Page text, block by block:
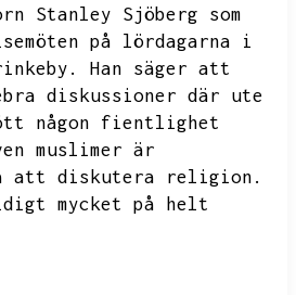
Stanley Sjöberg som
på lördagarna i
Han säger att
diskussioner där ute
någon fientlighet
muslimer är
att diskutera religion.
mycket på helt